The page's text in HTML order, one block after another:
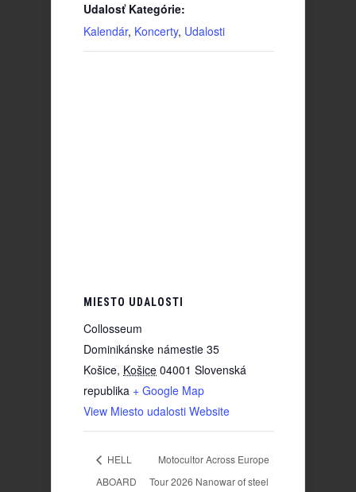
Udalosť Kategórie:
Kalendár, Koncerty, Udalosti
MIESTO UDALOSTI
Collosseum
Dominikánske námestie 35
Košice, Košice 04001 Slovenská
republika + Google Map
View Miesto udalosti Website
HELL
ABOARD
Motocultor Across Europe
Tour 2026 Nanowar of steel